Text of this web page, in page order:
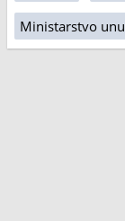
Ministarstvo